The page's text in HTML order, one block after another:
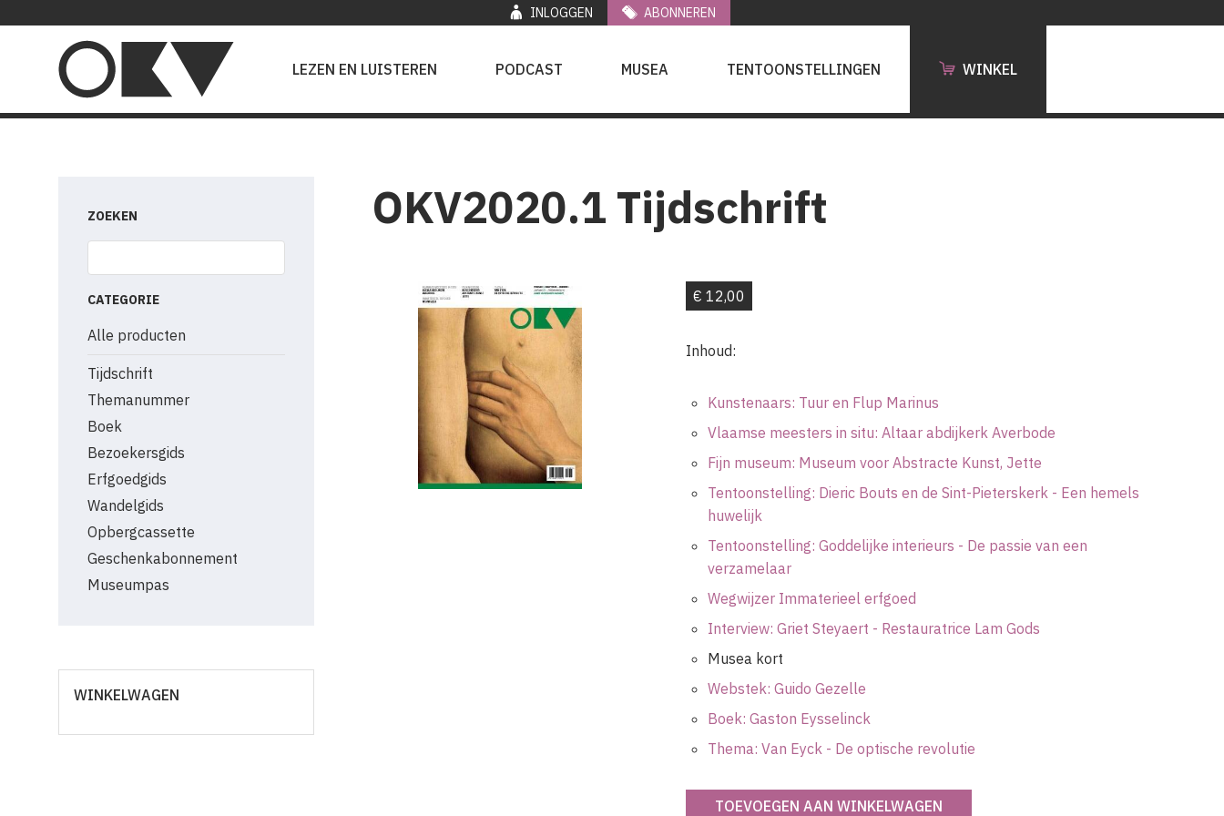
INLOGGEN ABONNEREN
navigation
LEZEN EN LUISTEREN PODCAST MUSEA TENTOONSTELLINGEN WINKEL
OKV2020.1 Tijdschrift
€ 12,00
Inhoud:
Kunstenaars: Tuur en Flup Marinus
Vlaamse meesters in situ: Altaar abdijkerk Averbode
Fijn museum: Museum voor Abstracte Kunst, Jette
Tentoonstelling: Dieric Bouts en de Sint-Pieterskerk - Een hemels
huwelijk
Tentoonstelling: Goddelijke interieurs - De passie van een
verzamelaar
Wegwijzer Immaterieel erfgoed
Interview: Griet Steyaert - Restauratrice Lam Gods
Musea kort
Webstek: Guido Gezelle
Boek: Gaston Eysselinck
Thema: Van Eyck - De optische revolutie
ZOEKEN
CATEGORIE
Alle producten
Tijdschrift
Themanummer
Boek
Bezoekersgids
Erfgoedgids
Wandelgids
Opbergcassette
Geschenkabonnement
Museumpas
WINKELWAGEN